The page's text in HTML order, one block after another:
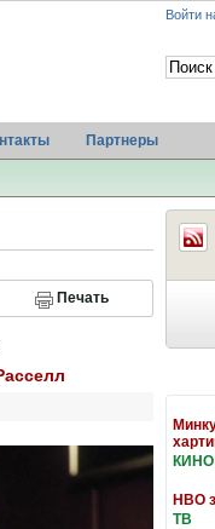
Войти
Партнеры
Печать
КИНО
HBO
ТВ